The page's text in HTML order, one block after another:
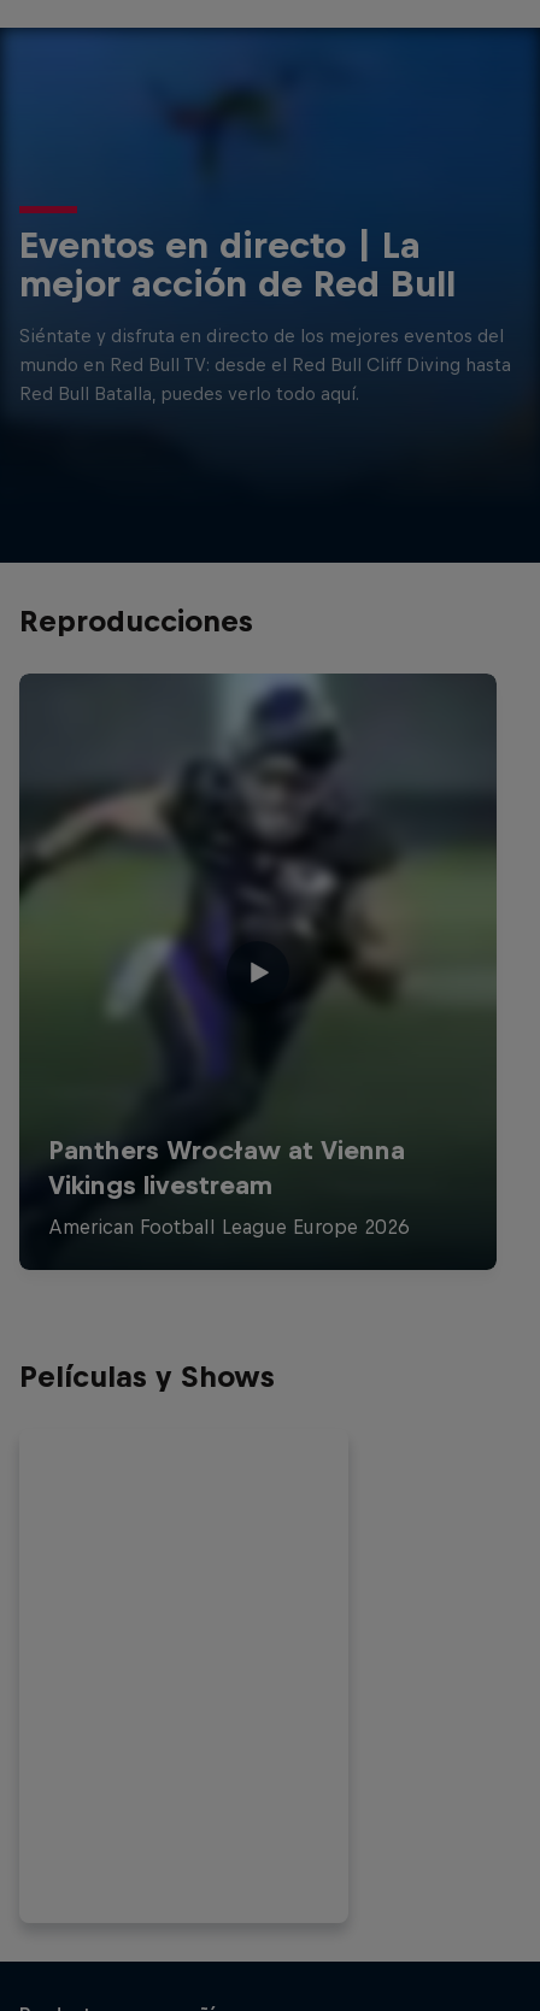
Eventos en directo | La
mejor acción de Red Bull
Siéntate y disfruta en directo de los mejores eventos del
mundo en Red Bull TV: desde el Red Bull Cliff Diving hasta
Red Bull Batalla, puedes verlo todo aquí.
Reproducciones
Películas y Shows